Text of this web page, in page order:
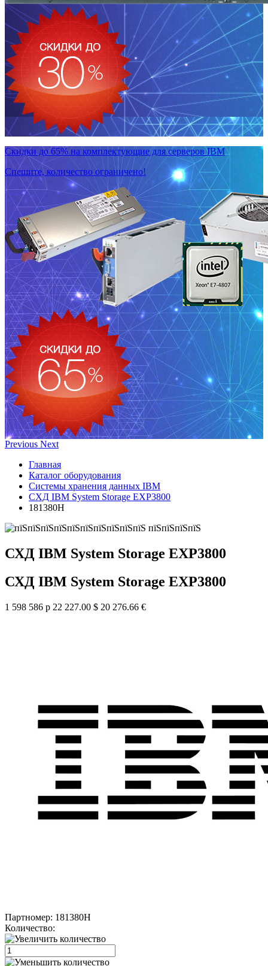
Скидки до 65% на комплектующие для серверов IBM
Спешите, количество ограничено!
Previous Next
Главная
Каталог оборудования
Системы хранения данных IBM
СХД IBM System Storage EXP3800
181380H
СХД IBM System Storage EXP3800
СХД IBM System Storage EXP3800
1 598 586 р 22 227.00 $ 20 276.66 €
Партномер: 181380H
Количество: